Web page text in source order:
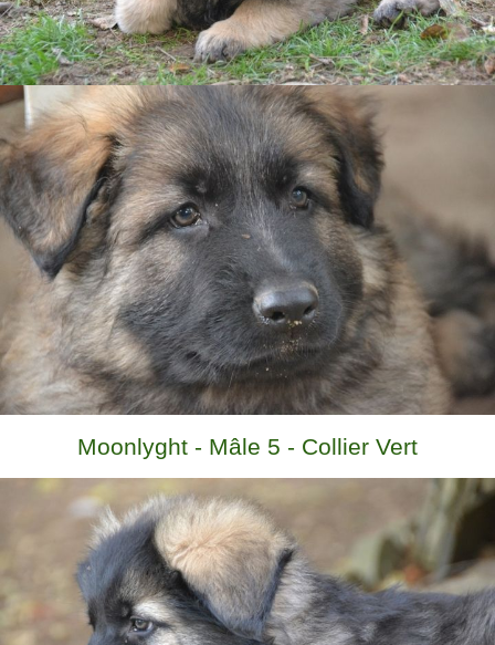
Moonlyght - Mâle 5 - Collier Vert